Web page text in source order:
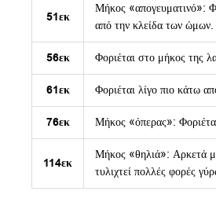
51εκ
Μήκος «απογευματινό»:
από την κλείδα των ώμων.
56εκ Φοριέται στο μήκος της
61εκ Φοριέται λίγο πιο κάτω
76εκ Μήκος «όπερας»:
114εκ
Μήκος «θηλιά»: Αρκετά
τυλιχτεί πολλές φορές